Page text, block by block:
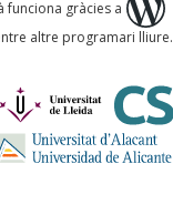
funciona gràcies a
altre programari lliure.